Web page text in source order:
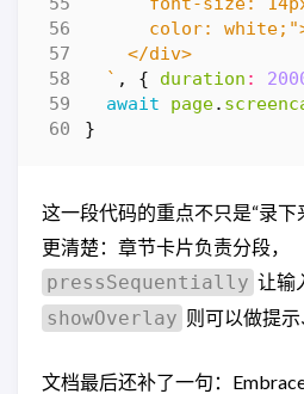
  `
, { duration :
await
page.
}
这一段代码的重点不只是“录
更清楚：章节卡片负责分段，
pressSequentially 让输
showOverlay 则可以做提示
文档最后还补了一句：